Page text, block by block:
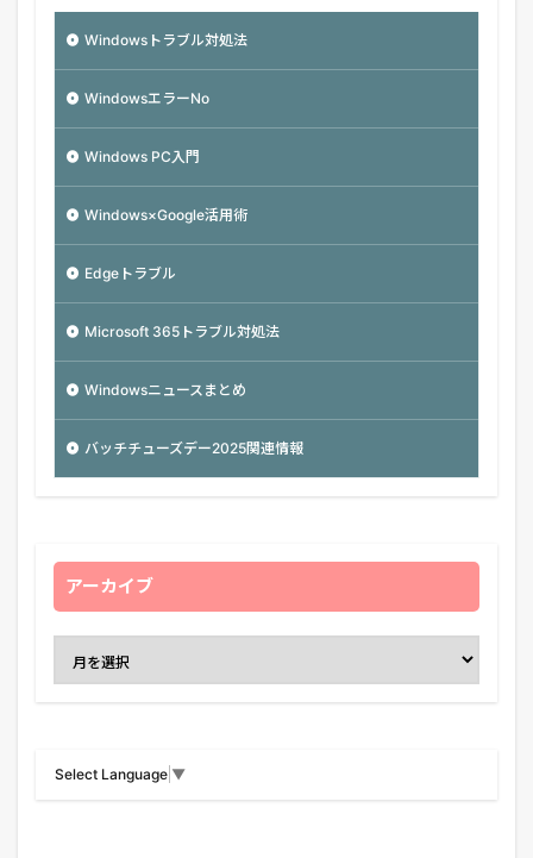
Windowsトラブル対処法
WindowsエラーNo
Windows PC入門
Windows×Google活用術
Edgeトラブル
Microsoft 365トラブル対処法
Windowsニュースまとめ
バッチチューズデー2025関連情報
アーカイブ
Select Language ▼